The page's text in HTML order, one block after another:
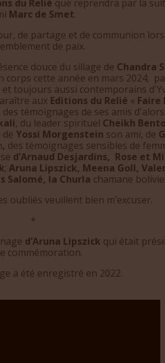
du Relié que reprendra par la
Marc de Smet.
de partage et de communion
de paix.
douce du sillage de Chandra
corps cette année en mars 2024;
toujours aussi contemporains
aux Editions du Relié « Faire
témoignages de ses amis d'alors
, du leader spirituel Cheikh
de Yossi Morgenstein son ami, de
, des témoignages sensibles de
d’Arnaud Desjardins, Rose et
; Aruna Lipszick, Meena Goll,
Salomé, la Churla chamane
oubliés veuillent bien m’excuser.
*
d’Aruna Lipszick qui était
commémoration.
a été enregistré en 2022.